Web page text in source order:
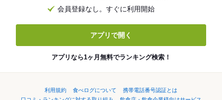
会員登録なし。すぐに利用開始
アプリで開く
アプリなら1ヶ月無料でランキング検索！
利用規約 食べログについて
携帯電話番号認証とは